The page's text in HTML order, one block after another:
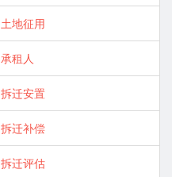
土地征用
承租人
拆迁安置
拆迁补偿
拆迁评估